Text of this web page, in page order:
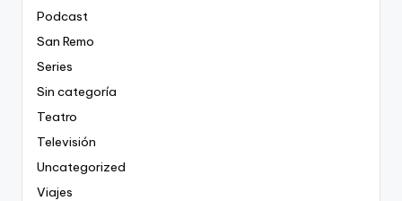
Podcast
San Remo
Series
Sin categoría
Teatro
Televisión
Uncategorized
Viajes